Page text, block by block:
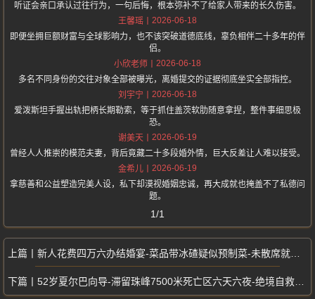
听证会亲口承认过往行为，一句后悔，根本弥补不了给家人带来的长久伤害。
王馨瑶
2026-06-18
即便坐拥巨额财富与全球影响力，也不该突破道德底线，辜负相伴二十多年的伴
侣。
小欣老师
2026-06-18
多名不同身份的交往对象全部被曝光，离婚提交的证据彻底坐实全部指控。
刘宇宁
2026-06-18
爱泼斯坦手握出轨把柄长期勒索，等于抓住盖茨软肋随意拿捏，整件事细思极
恐。
谢美天
2026-06-19
曾经人人推崇的模范夫妻，背后竟藏二十多段婚外情，巨大反差让人难以接受。
金希儿
2026-06-19
拿慈善和公益塑造完美人设，私下却漠视婚姻忠诚，再大成就也掩盖不了私德问
题。
1/1
新人花费四万六办结婚宴-菜品带冰碴疑似预制菜-未散席就被酒店清场
52岁夏尔巴向导-滞留珠峰7500米死亡区六天六夜-绝境自救奇迹生还